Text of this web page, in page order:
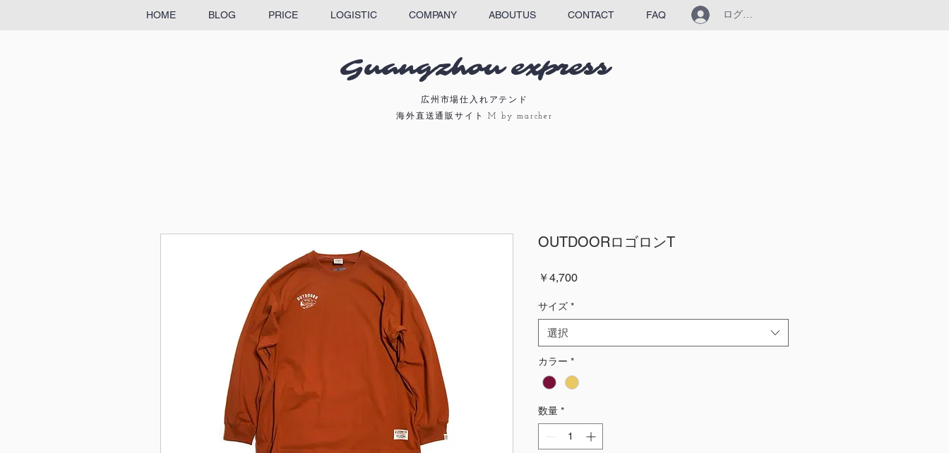
HOME BLOG PRICE LOGISTIC COMPANY ABOUTUS CONTACT FAQ ログイン
​Guangzhou express
広州市場仕入れアテンド
​海外直送通販サイト M by marcher
OUTDOORロゴロンT
￥4,700価
サイズ *
選択
カラー *
数量 *